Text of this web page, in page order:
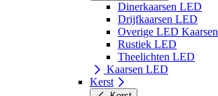
Dinerkaarsen LED
Drijfkaarsen LED
Overige LED Kaarsen
Rustiek LED
Theelichten LED
Kaarsen LED
Kerst